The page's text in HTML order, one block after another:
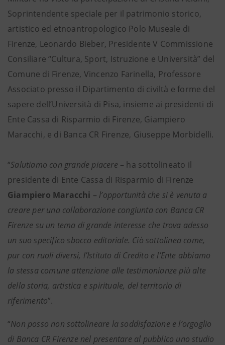
Soprintendente speciale per il patrimonio storico,
artistico ed etnoantropologico Polo Museale di
Firenze, Leonardo Bieber, Presidente V Commissione
Consiliare “Cultura, Sport, Istruzione e Università” del
Comune di Firenze, Vincenzo Farinella, Professore
Associato presso il Dipartimento di civiltà e forme del
sapere dell’Università di Pisa, insieme ai presidenti di
Ente Cassa di Risparmio di Firenze, Giampiero
Maracchi, e di Banca CR Firenze, Giuseppe Morbidelli.
“Salutiamo con grande piacere – ha sottolineato il
presidente di Ente Cassa di Risparmio di Firenze
Giampiero Maracchi – l’opportunità che si è venuta a
creare per una collaborazione congiunta con Banca CR
Firenze su un tema di grande interesse che trova adesso
un suo specifico sbocco editoriale. Ciò sottolinea come,
pur con ruoli diversi, l’Istituto di Credito e l’Ente abbiamo
la stessa comune attenzione alle testimonianze più alte
della storia, artistica e spirituale, del territorio di
riferimento”.
“Non posso non sottolineare la soddisfazione e l’orgoglio
di Banca CR Firenze nel presentare al pubblico uno studio